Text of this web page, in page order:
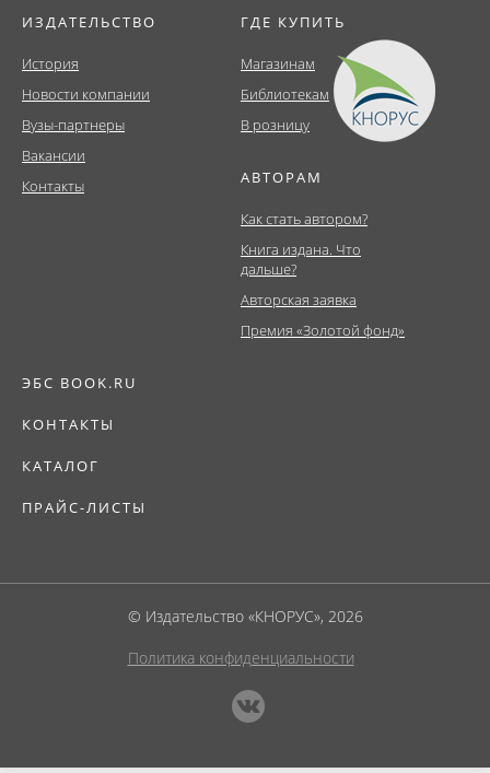
ИЗДАТЕЛЬСТВО
История
Новости компании
Вузы-партнеры
Вакансии
Контакты
ГДЕ КУПИТЬ
Магазинам
Библиотекам
В розницу
АВТОРАМ
Как стать автором?
Книга издана. Что
дальше?
Авторская заявка
Премия «Золотой фонд»
ЭБС BOOK.RU
КОНТАКТЫ
КАТАЛОГ
ПРАЙС-ЛИСТЫ
© Издательство «КНОРУС», 2026
Политика конфиденциальности